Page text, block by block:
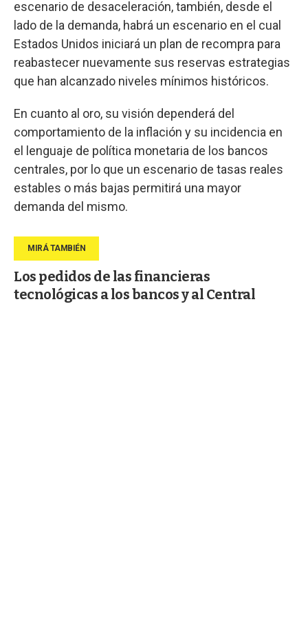
escenario de desaceleración, también, desde el
lado de la demanda, habrá un escenario en el cual
Estados Unidos iniciará un plan de recompra para
reabastecer nuevamente sus reservas estrategias
que han alcanzado niveles mínimos históricos.
En cuanto al oro, su visión dependerá del
comportamiento de la inflación y su incidencia en
el lenguaje de política monetaria de los bancos
centrales, por lo que un escenario de tasas reales
estables o más bajas permitirá una mayor
demanda del mismo.
Los pedidos de las financieras
tecnológicas a los bancos y al Central